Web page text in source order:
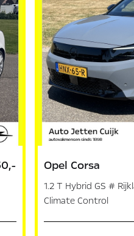
Opel Corsa
1.2 T Hybrid GS #
Climate Control